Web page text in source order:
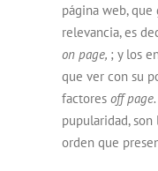
página web,
relevancia, es
on page, ; y los
que ver con su
factores off page.
pupularidad,
orden que